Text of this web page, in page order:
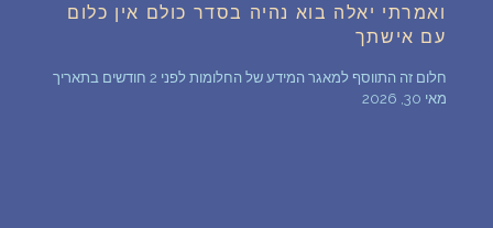
שאלות נפוצות
פענוח חלום אנושי
ואמרתי יאלה בוא נהיה בסדר כולם אין כלום
עם אישתך
חלום זה התווסף למאגר המידע של החלומות לפני 2 חודשים בתאריך
מאי 30, 2026